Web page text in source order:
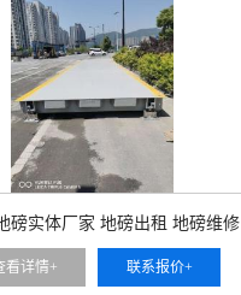
磅实体厂家 地磅出租 地磅维修
看详情+ 联系报价+